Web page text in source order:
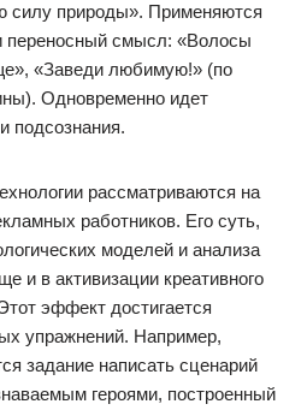
силу природы». Применяются
смысл: «Волосы
«Заведи любимую!» (по
Одновременно идет
подсознания.
рассматриваются на
работников. Его суть,
моделей и анализа
и в активизации креативного
эффект достигается
упражнений. Например,
задание написать сценарий
героями, построенный